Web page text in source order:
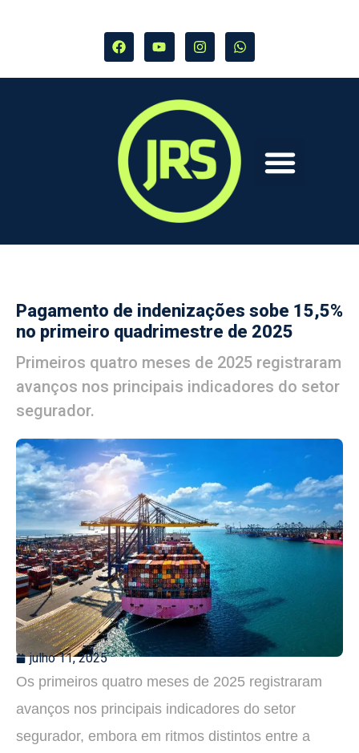
Pagamento de indenizações sobe 15,5%
no primeiro quadrimestre de 2025
Primeiros quatro meses de 2025 registraram
avanços nos principais indicadores do setor
segurador.
julho 11, 2025
Os primeiros quatro meses de 2025 registraram
avanços nos principais indicadores do setor
segurador, embora em ritmos distintos entre a